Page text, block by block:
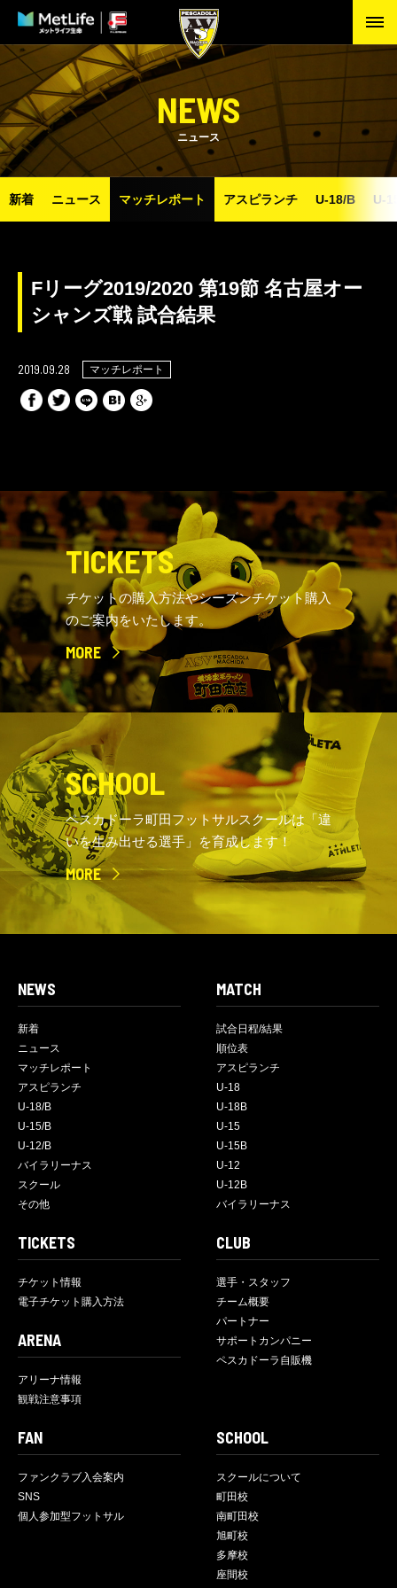
NEWS
ニュース
新着 ニュース マッチレポート アスピランチ U-18/B U-
Fリーグ2019/2020 第19節 名古屋オー
シャンズ戦 試合結果
2019.09.28 マッチレポート
TICKETS
チケットの購入方法やシーズンチケット購入
のご案内をいたします。
MORE
SCHOOL
ペスカドーラ町田フットサルスクールは「違
いを生み出せる選手」を育成します！
MORE
NEWS
新着
ニュース
マッチレポート
アスピランチ
U-18/B
U-15/B
U-12/B
バイラリーナス
スクール
その他
MATCH
試合日程/結果
順位表
アスピランチ
U-18
U-18B
U-15
U-15B
U-12
U-12B
バイラリーナス
TICKETS
チケット情報
電子チケット購入方法
ARENA
アリーナ情報
観戦注意事項
CLUB
選手・スタッフ
チーム概要
パートナー
サポートカンパニー
ペスカドーラ自販機
FAN
ファンクラブ入会案内
SNS
個人参加型フットサル
SCHOOL
スクールについて
町田校
南町田校
旭町校
多摩校
座間校